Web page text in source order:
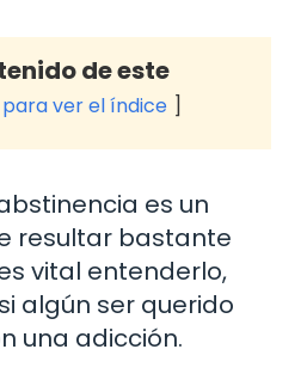
de este
ver el índice
es un
resultar bastante
vital entenderlo,
algún ser querido
una adicción.